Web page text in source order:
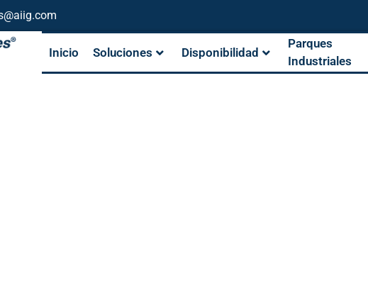
Inicio Soluciones Disponibilidad
Parques
Industriales